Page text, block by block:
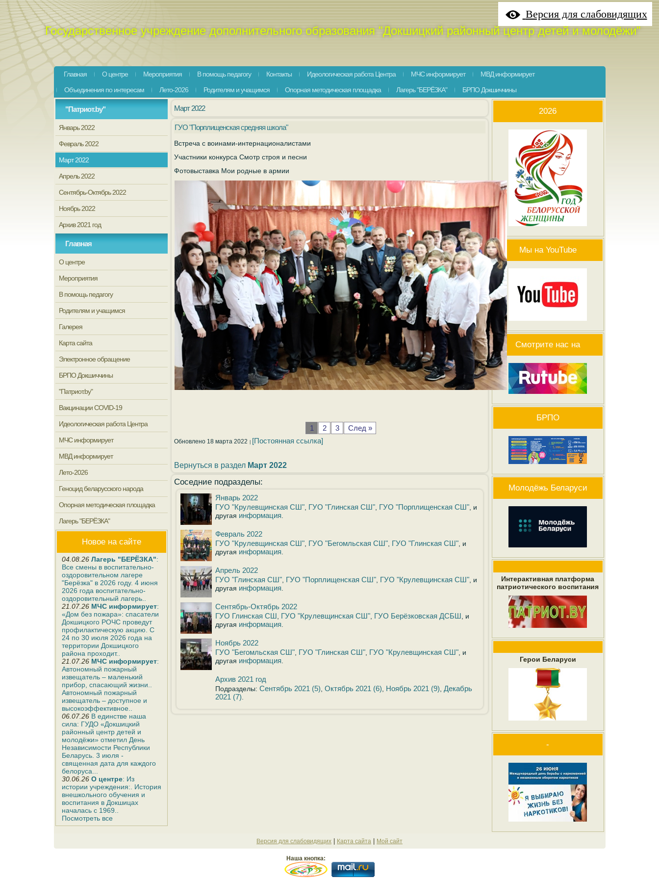
Версия для слабовидящих
Государственное учреждение дополнительного образования "Докшицкий районный центр детей и молодёжи"
Главная О центре Мероприятия В помощь педагогу Контакты Идеологическая работа Центра МЧС информирует
МВД информирует
Объединения по интересам
Лето-2026 Родителям и учащимся Опорная методическая площадка Лагерь "БЕРЁЗКА" БРПО Докшиччины
"Патриот.by"
Январь 2022
Февраль 2022
Март 2022
Апрель 2022
Сентябрь-Октябрь 2022
Ноябрь 2022
Архив 2021 год
Главная
О центре
Мероприятия
В помощь педагогу
Родителям и учащимся
Галерея
Карта сайта
Электронное обращение
БРПО Докшиччины
"Патриот.by"
Вакцинации COVID-19
Идеологическая работа Центра
МЧС информирует
МВД информирует
Лето-2026
Геноцид беларусского народа
Опорная методическая площадка
Лагерь "БЕРЁЗКА"
Новое на сайте
04.08.26 Лагерь "БЕРЁЗКА":
Все смены в воспитательно-
оздоровительном лагере
"Берёзка" в 2026 году. 4 июня
2026 года воспитательно-
оздоровительный лагерь..
21.07.26 МЧС информирует:
«Дом без пожара»: спасатели
Докшицкого РОЧС проведут
профилактическую акцию. С
24 по 30 июля 2026 года на
территории Докшицкого
района проходит..
21.07.26 МЧС информирует:
Автономный пожарный
извещатель – маленький
прибор, спасающий жизни..
Автономный пожарный
извещатель – доступное и
высокоэффективное..
06.07.26 В единстве наша
сила: ГУДО «Докшицкий
районный центр детей и
молодёжи» отметил День
Независимости Республики
Беларусь. 3 июля -
священная дата для каждого
белоруса...
30.06.26 О центре: Из
истории учреждения:. История
внешкольного обучения и
воспитания в Докшицах
началась с 1969..
Посмотреть все
Март 2022
ГУО "Порплищенская средняя школа"
Встреча с воинами-интернационалистами
Участники конкурса Смотр строя и песни
Фотовыставка Мои родные в армии
1 2 3 След »
Обновлено 18 марта 2022 [Постоянная ссылка]
Вернуться в раздел Март 2022
Соседние подразделы:
Январь 2022
ГУО "Крулевщинская СШ", ГУО "Глинская СШ", ГУО "Порплищенская СШ", и
другая информация
Февраль 2022
ГУО "Крулевщинская СШ", ГУО "Бегомльская СШ", ГУО "Глинская СШ", и
другая информация
Апрель 2022
ГУО "Глинская СШ", ГУО "Порплищенская СШ", ГУО "Крулевщинская СШ", и
другая информация
Сентябрь-Октябрь 2022
ГУО Глинская СШ ГУО "Крулевщинская СШ", ГУО Берёзковская ДСБШ , и
другая информация
Ноябрь 2022
ГУО "Бегомльская СШ", ГУО "Глинская СШ", ГУО "Крулевщинская СШ", и
другая информация
Архив 2021 год
Подразделы: Сентябрь 2021 (5) Октябрь 2021 (6) Ноябрь 2021 (9) Декабрь
2021 (7)
2026
Мы на YouTube
Смотрите нас на
БРПО
Молодёжь Беларуси
Интерактивная платформа
патриотического воспитания
Герои Беларуси
-
Версия для слабовидящих Карта сайта Мой сайт
Наша кнопка: